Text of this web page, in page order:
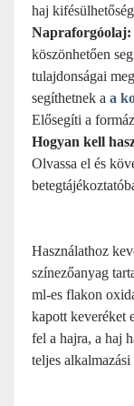
haj
Napraforgóolaj:
köszönhetően
tulajdonságai
segíthetnek a a
Elősegíti a
Hogyan kell
Olvassa el és
Használathoz
színezőanyag
ml-es flakon
kapott keveréket
fel a hajra, a haj
teljes